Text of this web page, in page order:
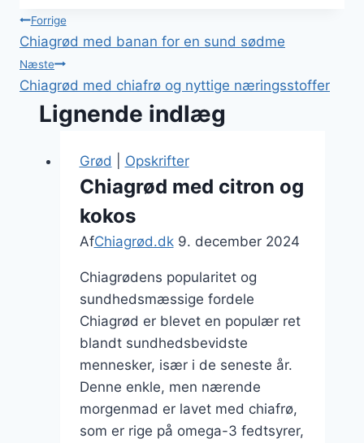
Indlægsnavigation
Forrige
Chiagrød med banan for en sund sødme
Næste
Chiagrød med chiafrø og nyttige næringsstoffer
Lignende indlæg
Grød Opskrifter
Chiagrød med citron og
kokos
AfChiagrød.dk 9. december 2024
Chiagrødens popularitet og
sundhedsmæssige fordele
Chiagrød er blevet en populær ret
blandt sundhedsbevidste
mennesker, især i de seneste år.
Denne enkle, men nærende
morgenmad er lavet med chiafrø,
som er rige på omega-3 fedtsyrer,